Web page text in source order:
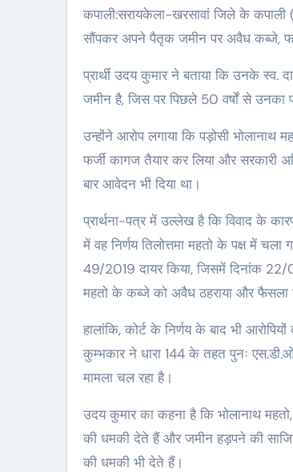
कपाली:सरायकेला-खरसावां जिले के कपाली (केन्दडीह) निवासी उदय कुमार ने थाना चाण्डिल, कपाली ओ०पी० प्रभारी को एक प्रार्थना-पत्र
सौंपकर अपने पैतृक जमीन पर अवैध कब्जे,
प्रार्थी उदय कुमार ने बताया कि उनके
जमीन है, जिस पर पिछले 50 वर्षों से उनका
उन्होंने आरोप लगाया कि पड़ोसी
फर्जी कागज तैयार कर लिया और सरकारी
बार आवेदन भी दिया था।
प्रार्थना-पत्र में उल्लेख है कि विवाद के
में वह निर्णय तिलोत्तमा महतो के पक्ष में
49/2019 दायर किया, जिसमें दिनांक 22/
महतो के कब्जे को अवैध ठहराया और फैसला
हालांकि, कोर्ट के निर्णय के बाद भी
कुम्भकार ने धारा 144 के तहत पुनः
मामला चल रहा है।
उदय कुमार का कहना है कि भोलानाथ
की धमकी देते हैं और जमीन हड़पने की
की धमकी भी देते हैं।